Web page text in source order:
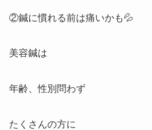
②鍼に慣れる前は痛いかも💦
美容鍼は
年齢、性別問わず
たくさんの方に